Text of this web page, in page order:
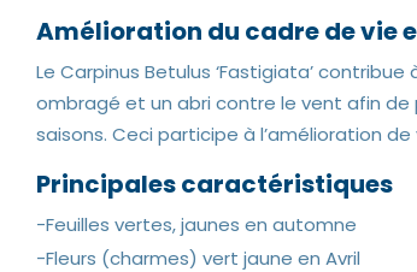
Amélioration du cadre de vie
Le Carpinus Betulus ‘Fastigiata’
ombragé et un abri contre le vent afin
saisons. Ceci participe à l’amélioration
Principales caractéristiques
-Feuilles vertes, jaunes en automne
-Fleurs (charmes) vert jaune en Avril